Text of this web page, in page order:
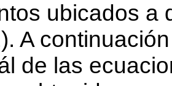
ubicados a
A
de las